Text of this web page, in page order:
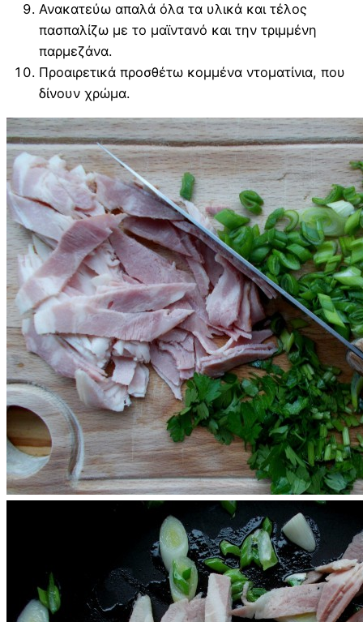
Ανακατεύω απαλά όλα τα υλικά και τέλος
πασπαλίζω με το μαϊντανό και την τριμμένη
παρμεζάνα.
Προαιρετικά προσθέτω κομμένα ντοματίνια, που
δίνουν χρώμα.